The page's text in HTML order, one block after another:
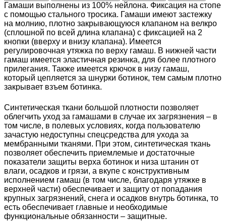
Гамаши выполнены из 100% нейлона. Фиксация на стопе
с помощью стального тросика. Гамаши имеют застежку
на молнию, плотно закрывающуюся клапаном на велкро
(сплошной по всей длина клапана) с фиксацией на 2
кнопки (вверху и внизу клапана). Имеется
регулировочная утяжка по верху гамаш. В нижней части
гамаш имеется эластичная резинка, для более плотного
прилегания. Также имеется крючок в низу гамаш,
который цепляется за шнурки ботинок, тем самым плотно
закрывает взъем ботинка.
Синтетическая ткани большой плотности позволяет
облегчить уход за гамашами в случае их загрязнения – в
том числе, в полевых условиях, когда пользователю
зачастую недоступны спецсредства для ухода за
мембранными тканями. При этом, синтетическая ткань
позволяет обеспечить приемлемые и достаточные
показатели защиты верха ботинок и низа штанин от
влаги, осадков и грязи, а вкупе с конструктивным
исполнением гамаш (в том числе, благодаря утяжке в
верхней части) обеспечивает и защиту от попадания
крупных загрязнений, снега и осадков внутрь ботинка, то
есть обеспечивает главные и необходимые
функциональные обязанности – защитные.